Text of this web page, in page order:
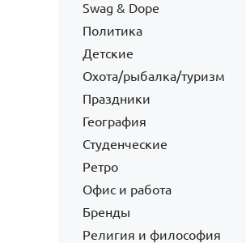
Swag & Dope
Политика
Детские
Охота/рыбалка/туризм
Праздники
География
Студенческие
Ретро
Офис и работа
Бренды
Религия и философия